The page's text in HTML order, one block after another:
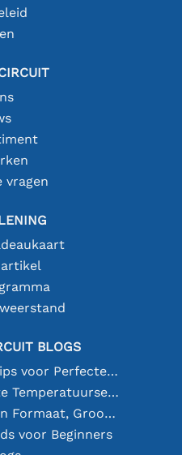
vragen
BLOGS
Solderen als een Pro: Tips voor Perfecte Elektronische Verbindingen
Het Kiezen van de Juiste Temperatuursensor [youtube]
18650 Batterijen: Klein in Formaat, Groot in Prestatie
voor Beginners